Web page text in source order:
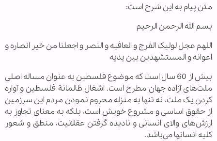
متن پیام به اين شرح است:
بسم الله الرحمن الرحیم
اللهم عجل لولیک الفرج و العافیه و النصر و اجعلنا من خیر انصاره و
اعوانه و المستشهدین بین یدیه
بیش از 60 سال است که موضوع فلسطین به عنوان مساله اصلی
ملت‌های آزاده جهان مطرح است. اشغال ظالمانة فلسطین و آواره
کردن یک ملت، نه تنها به منزله محروم نمودن مردم این سرزمین
از حقوق اساسی و مشروع خویش است، بلکه به معنای تجاوز به
ارزش‌های والای انسانی و نادیده گرفتن عقلانیت، منطق و شعور
کلیه انسانها می‌باشد.